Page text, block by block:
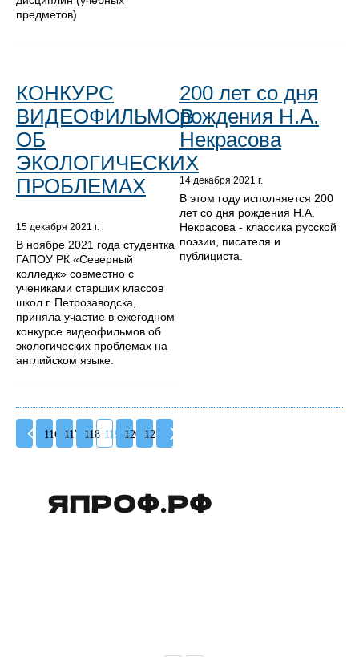
предметов)
КОНКУРС
ВИДЕОФИЛЬМОВ
ОБ
ЭКОЛОГИЧЕСКИХ
ПРОБЛЕМАХ
15 декабря 2021 г.
В ноябре 2021 года студентка
ГАПОУ РК «Северный
колледж» совместно с
учениками старших классов
школ г. Петрозаводска,
приняла участие в ежегодном
конкурсе видеофильмов об
экологических проблемах на
английском языке.
200 лет со дня
рождения Н.А.
Некрасова
14 декабря 2021 г.
В этом году исполняется 200
лет со дня рождения Н.А.
Некрасова - классика русской
поэзии, писателя и
публициста.
116 117 118 119 120 121